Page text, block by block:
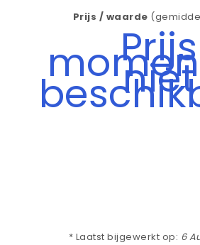
Prijs / waarde
Prijs
niet
* Laatst bijgewerkt op: 6